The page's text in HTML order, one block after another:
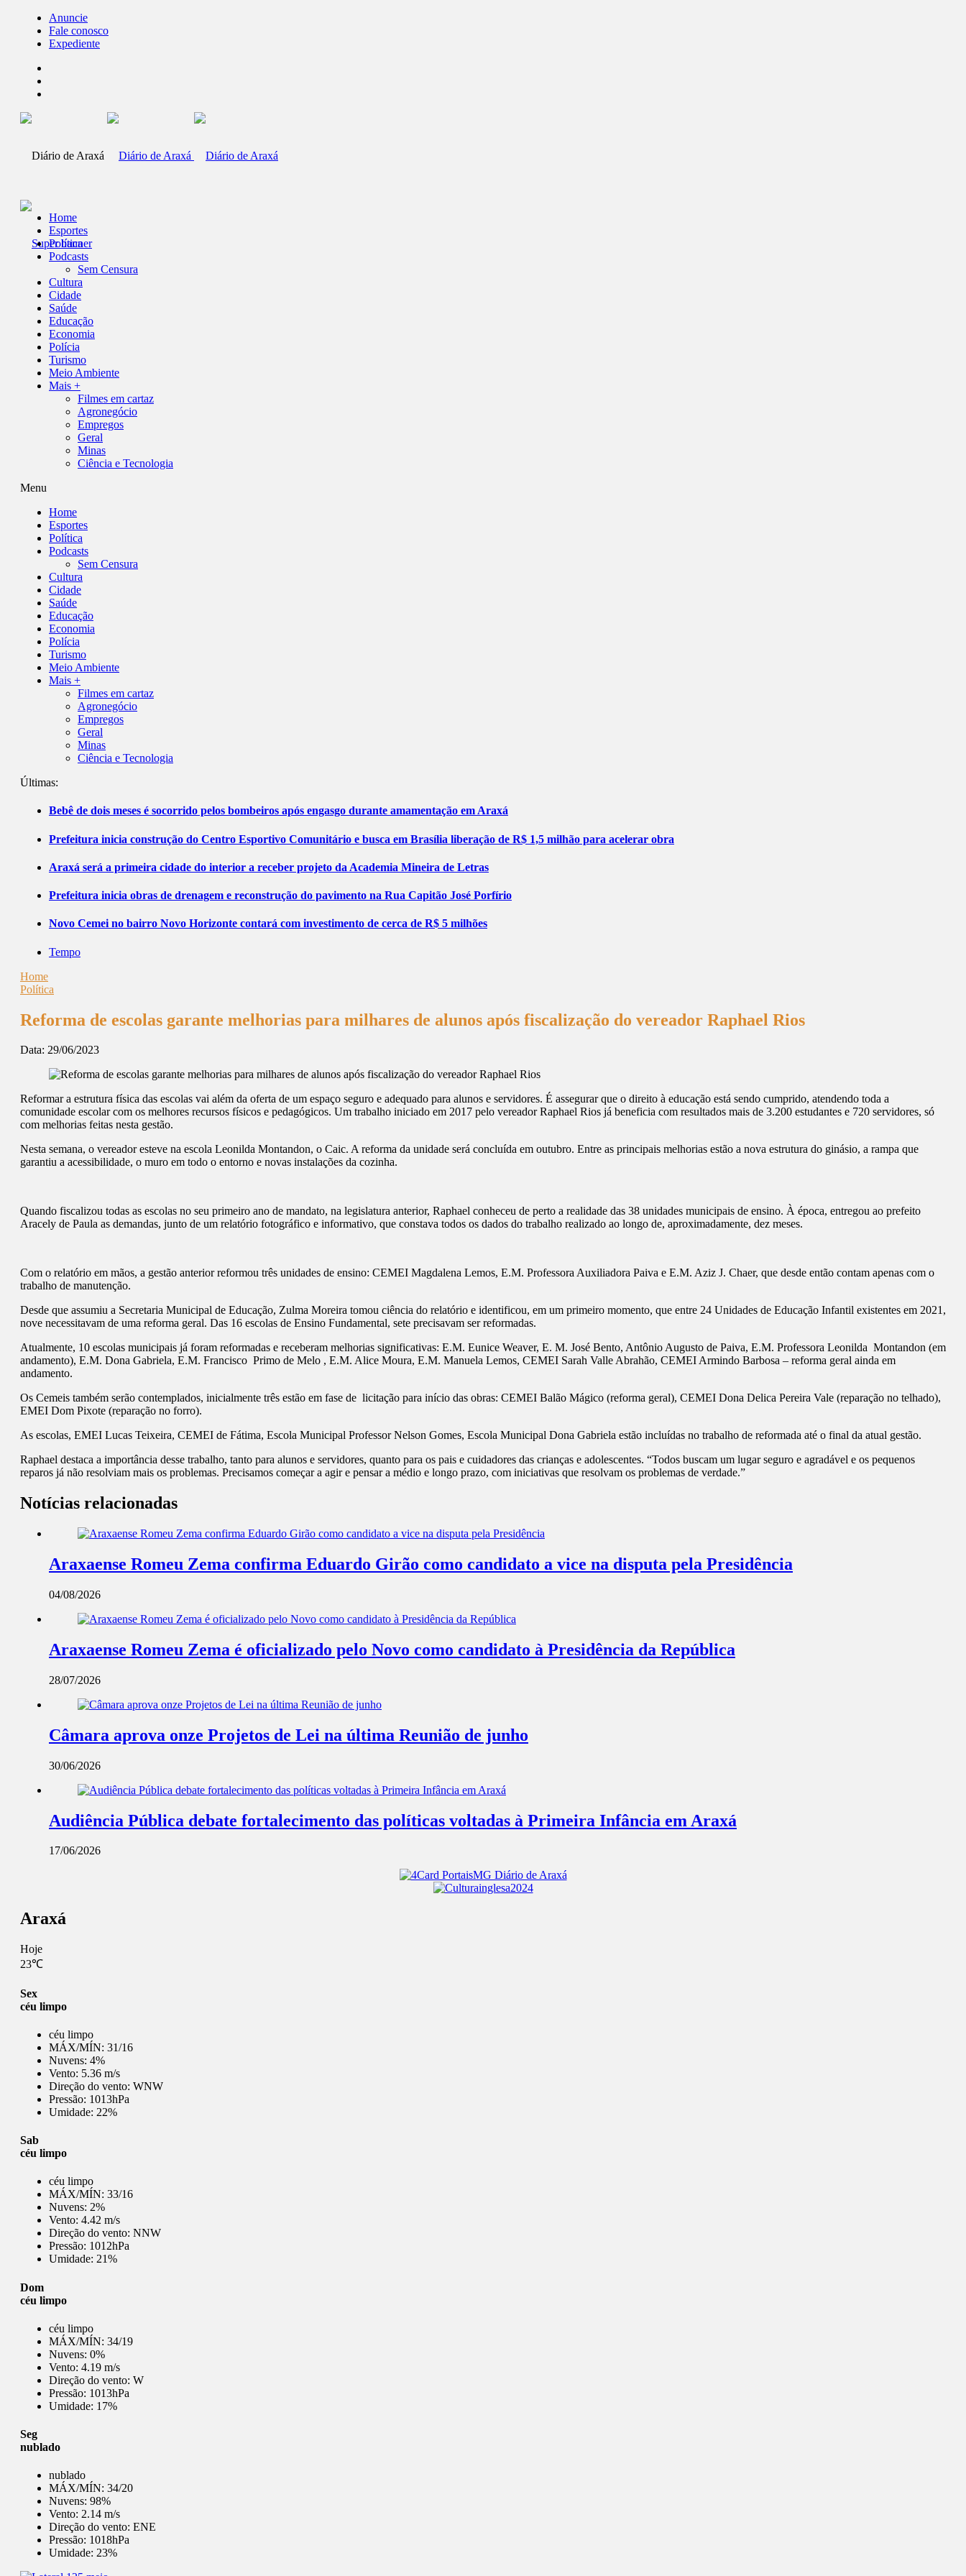
Anuncie
Fale conosco
Expediente
Home
Esportes
Política
Podcasts
Sem Censura
Cultura
Cidade
Saúde
Educação
Economia
Polícia
Turismo
Meio Ambiente
Mais +
Filmes em cartaz
Agronegócio
Empregos
Geral
Minas
Ciência e Tecnologia
Menu
Home
Esportes
Política
Podcasts
Sem Censura
Cultura
Cidade
Saúde
Educação
Economia
Polícia
Turismo
Meio Ambiente
Mais +
Filmes em cartaz
Agronegócio
Empregos
Geral
Minas
Ciência e Tecnologia
Últimas:
Bebê de dois meses é socorrido pelos bombeiros após engasgo durante amamentação em Araxá
Prefeitura inicia construção do Centro Esportivo Comunitário e busca em Brasília liberação de R$ 1,5 milhão para acelerar obra
Araxá será a primeira cidade do interior a receber projeto da Academia Mineira de Letras
Prefeitura inicia obras de drenagem e reconstrução do pavimento na Rua Capitão José Porfírio
Novo Cemei no bairro Novo Horizonte contará com investimento de cerca de R$ 5 milhões
Tempo
Home
Política
Reforma de escolas garante melhorias para milhares de alunos após fiscalização do vereador Raphael Rios
Data: 29/06/2023
Reformar a estrutura física das escolas vai além da oferta de um espaço seguro e adequado para alunos e servidores. É assegurar que o direito à educação está sendo cumprido, atendendo toda a
comunidade escolar com os melhores recursos físicos e pedagógicos. Um trabalho iniciado em 2017 pelo vereador Raphael Rios já beneficia com resultados mais de 3.200 estudantes e 720 servidores, só
com melhorias feitas nesta gestão.
Nesta semana, o vereador esteve na escola Leonilda Montandon, o Caic. A reforma da unidade será concluída em outubro. Entre as principais melhorias estão a nova estrutura do ginásio, a rampa que
garantiu a acessibilidade, o muro em todo o entorno e novas instalações da cozinha.
Quando fiscalizou todas as escolas no seu primeiro ano de mandato, na legislatura anterior, Raphael conheceu de perto a realidade das 38 unidades municipais de ensino. À época, entregou ao prefeito
Aracely de Paula as demandas, junto de um relatório fotográfico e informativo, que constava todos os dados do trabalho realizado ao longo de, aproximadamente, dez meses.
Com o relatório em mãos, a gestão anterior reformou três unidades de ensino: CEMEI Magdalena Lemos, E.M. Professora Auxiliadora Paiva e E.M. Aziz J. Chaer, que desde então contam apenas com o
trabalho de manutenção.
Desde que assumiu a Secretaria Municipal de Educação, Zulma Moreira tomou ciência do relatório e identificou, em um primeiro momento, que entre 24 Unidades de Educação Infantil existentes em 2021,
nove necessitavam de uma reforma geral. Das 16 escolas de Ensino Fundamental, sete precisavam ser reformadas.
Atualmente, 10 escolas municipais já foram reformadas e receberam melhorias significativas: E.M. Eunice Weaver, E. M. José Bento, Antônio Augusto de Paiva, E.M. Professora Leonilda Montandon (em
andamento), E.M. Dona Gabriela, E.M. Francisco Primo de Melo , E.M. Alice Moura, E.M. Manuela Lemos, CEMEI Sarah Valle Abrahão, CEMEI Armindo Barbosa – reforma geral ainda em
andamento.
Os Cemeis também serão contemplados, inicialmente três estão em fase de licitação para início das obras: CEMEI Balão Mágico (reforma geral), CEMEI Dona Delica Pereira Vale (reparação no telhado),
EMEI Dom Pixote (reparação no forro).
As escolas, EMEI Lucas Teixeira, CEMEI de Fátima, Escola Municipal Professor Nelson Gomes, Escola Municipal Dona Gabriela estão incluídas no trabalho de reformada até o final da atual gestão.
Raphael destaca a importância desse trabalho, tanto para alunos e servidores, quanto para os pais e cuidadores das crianças e adolescentes. “Todos buscam um lugar seguro e agradável e os pequenos
reparos já não resolviam mais os problemas. Precisamos começar a agir e pensar a médio e longo prazo, com iniciativas que resolvam os problemas de verdade.”
Notícias relacionadas
Araxaense Romeu Zema confirma Eduardo Girão como candidato a vice na disputa pela Presidência
04/08/2026
Araxaense Romeu Zema é oficializado pelo Novo como candidato à Presidência da República
28/07/2026
Câmara aprova onze Projetos de Lei na última Reunião de junho
30/06/2026
Audiência Pública debate fortalecimento das políticas voltadas à Primeira Infância em Araxá
17/06/2026
Araxá
Hoje
23℃
Sex
céu limpo
céu limpo
MÁX/MÍN: 31/16
Nuvens: 4%
Vento: 5.36 m/s
Direção do vento: WNW
Pressão: 1013hPa
Umidade: 22%
Sab
céu limpo
céu limpo
MÁX/MÍN: 33/16
Nuvens: 2%
Vento: 4.42 m/s
Direção do vento: NNW
Pressão: 1012hPa
Umidade: 21%
Dom
céu limpo
céu limpo
MÁX/MÍN: 34/19
Nuvens: 0%
Vento: 4.19 m/s
Direção do vento: W
Pressão: 1013hPa
Umidade: 17%
Seg
nublado
nublado
MÁX/MÍN: 34/20
Nuvens: 98%
Vento: 2.14 m/s
Direção do vento: ENE
Pressão: 1018hPa
Umidade: 23%